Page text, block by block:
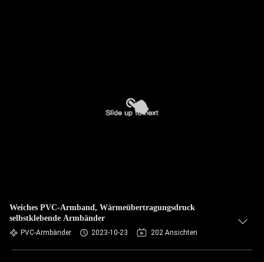
Weiches PVC-Armband, Wärmeübertragungsdruck
selbstklebende Armbänder
PVC-Armbänder 2023-10-23 202 Ansichten